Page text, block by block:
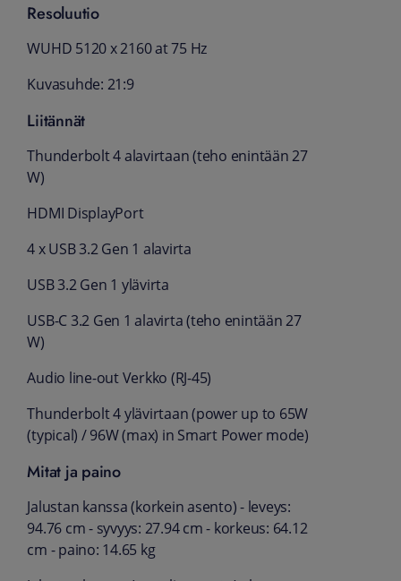
Resoluutio
WUHD 5120 x 2160 at 75 Hz
Kuvasuhde: 21:9
Liitännät
Thunderbolt 4 alavirtaan (teho enintään 27
W)
HDMI DisplayPort
4 x USB 3.2 Gen 1 alavirta
USB 3.2 Gen 1 ylävirta
USB-C 3.2 Gen 1 alavirta (teho enintään 27
W)
Audio line-out Verkko (RJ-45)
Thunderbolt 4 ylävirtaan (power up to 65W
(typical) / 96W (max) in Smart Power mode)
Mitat ja paino
Jalustan kanssa (korkein asento) - leveys:
94.76 cm - syvyys: 27.94 cm - korkeus: 64.12
cm - paino: 14.65 kg